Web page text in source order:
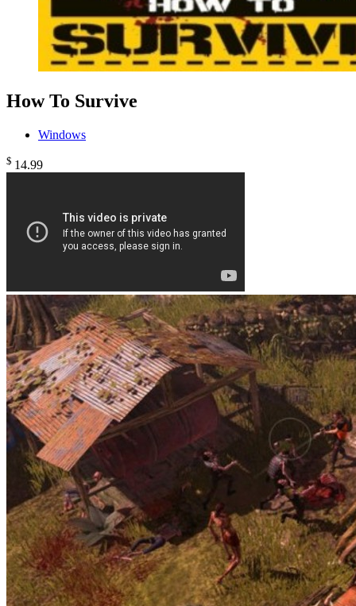
How To Survive
Windows
$ 14.99